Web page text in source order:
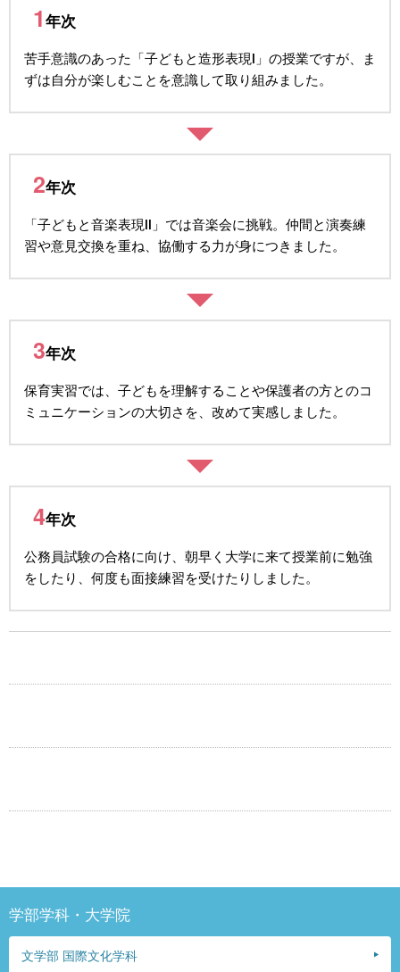
1年次
苦手意識のあった「子どもと造形表現Ⅰ」の授業ですが、ま
ずは自分が楽しむことを意識して取り組みました。
2年次
「子どもと音楽表現Ⅱ」では音楽会に挑戦。仲間と演奏練
習や意見交換を重ね、協働する力が身につきました。
3年次
保育実習では、子どもを理解することや保護者の方とのコ
ミュニケーションの大切さを、改めて実感しました。
4年次
公務員試験の合格に向け、朝早く大学に来て授業前に勉強
をしたり、何度も面接練習を受けたりしました。
学部学科・大学院
文学部 国際文化学科